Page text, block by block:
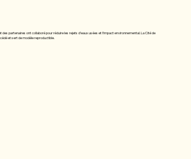
des partenaires ont collaboré pour réduire les rejets d’eaux usées et l’impact environnemental. La Cité de
et sert de modèle reproductible.